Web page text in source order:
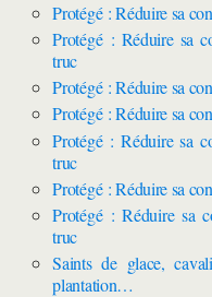
Protégé : Réduire sa
Protégé : Réduire sa
truc
Protégé : Réduire sa
Protégé : Réduire sa
Protégé : Réduire sa
truc
Protégé : Réduire sa
Protégé : Réduire sa
truc
Saints de glace,
plantation…